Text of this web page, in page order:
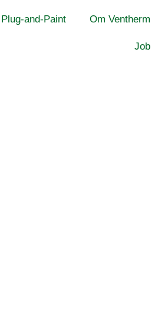
Plug-and-Paint Om Ventherm
Job